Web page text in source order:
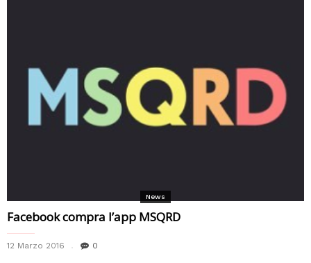
News
Facebook compra l’app MSQRD
12 Marzo 2016 0